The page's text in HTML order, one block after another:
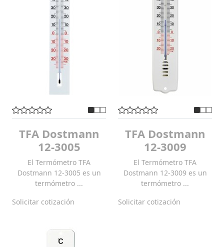
TFA Dostmann
12-3005
El Termómetro TFA
Dostmann 12-3005 es un
termómetro ...
Solicitar cotización
TFA Dostmann
12-3009
El Termómetro TFA
Dostmann 12-3009 es un
termómetro ...
Solicitar cotización